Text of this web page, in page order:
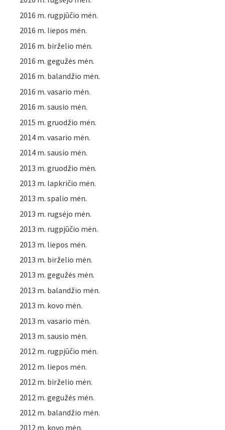
2016 m. rugpjūčio mėn.
2016 m. liepos mėn.
2016 m. birželio mėn.
2016 m. gegužės mėn.
2016 m. balandžio mėn.
2016 m. vasario mėn.
2016 m. sausio mėn.
2015 m. gruodžio mėn.
2014 m. vasario mėn.
2014 m. sausio mėn.
2013 m. gruodžio mėn.
2013 m. lapkričio mėn.
2013 m. spalio mėn.
2013 m. rugsėjo mėn.
2013 m. rugpjūčio mėn.
2013 m. liepos mėn.
2013 m. birželio mėn.
2013 m. gegužės mėn.
2013 m. balandžio mėn.
2013 m. kovo mėn.
2013 m. vasario mėn.
2013 m. sausio mėn.
2012 m. rugpjūčio mėn.
2012 m. liepos mėn.
2012 m. birželio mėn.
2012 m. gegužės mėn.
2012 m. balandžio mėn.
2012 m. kovo mėn.